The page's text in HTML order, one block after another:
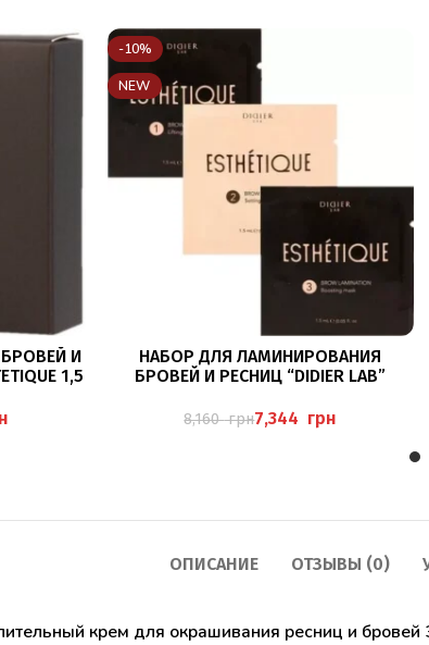
И
1,5
-10%
NEW
В КОРЗИНУ
НАБОР ДЛЯ ЛАМИНИРОВАНИЯ
БРОВЕЙ И РЕСНИЦ “DIDIER LAB”
8,160грн7,344 грн
ОПИСАНИЕ ОТЗЫВЫ (0)
крем для окрашивания ресниц и бровей